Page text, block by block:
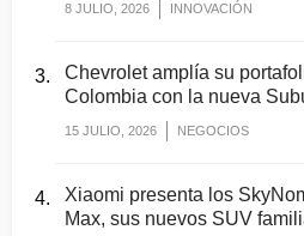
8 JULIO, 2026 INNOVACIÓN
Chevrolet amplía su
Colombia con la nueva
15 JULIO, 2026 NEGOCIOS
Xiaomi presenta los
Max, sus nuevos SUV